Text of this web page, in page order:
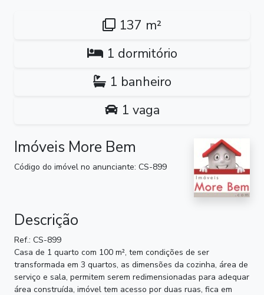
137 m²
1 dormitório
1 banheiro
1 vaga
Imóveis More Bem
Código do imóvel no anunciante: CS-899
Descrição
Ref.: CS-899
Casa de 1 quarto com 100 m², tem condições de ser
transformada em 3 quartos, as dimensões da cozinha, área de
serviço e sala, permitem serem redimensionadas para adequar
área construída, imóvel tem acesso por duas ruas, fica em